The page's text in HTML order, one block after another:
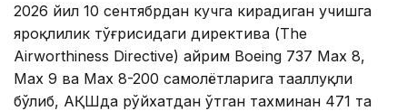
2026 йил 10 сентябрдан кучга кирадиган учишга
яроқлилик тўғрисидаги директива (The
Airworthiness Directive) айрим Boeing 737 Max 8,
Max 9 ва Max 8-200 самолётларига тааллуқли
бўлиб, АҚШда рўйхатдан ўтган тахминан 471 та